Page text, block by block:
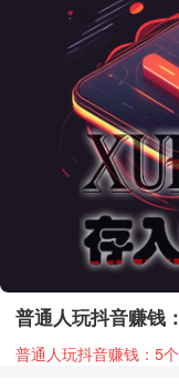
普通人玩抖音赚钱
普通人玩抖音赚钱：5